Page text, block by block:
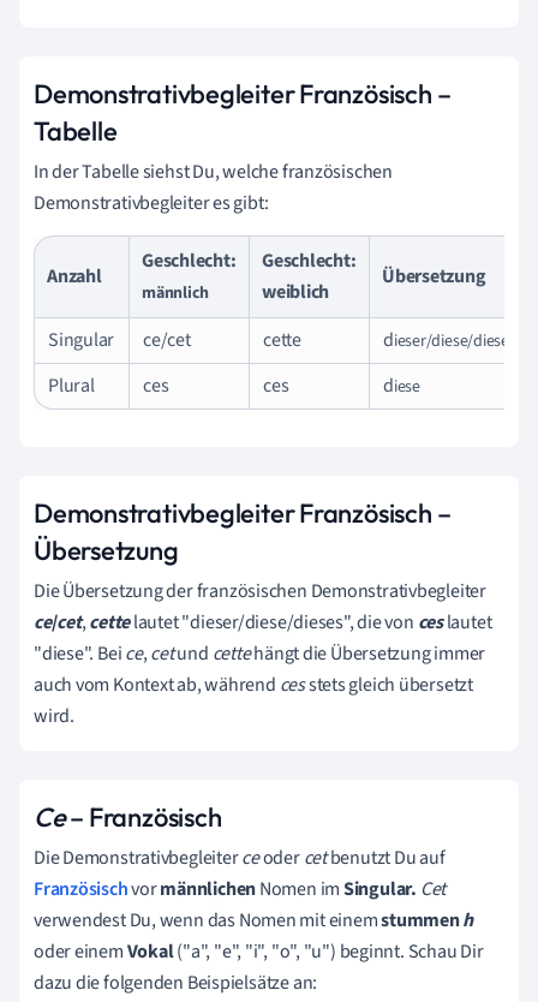
Demonstrativbegleiter Französisch –
Tabelle
In der Tabelle siehst Du, welche französischen
Demonstrativbegleiter es gibt:
Anzahl
Geschlecht:
männlich
Geschlecht:
weiblich
Übersetzung
Singular ce/cet cette dieser/diese/dieses
Plural ces ces diese
Demonstrativbegleiter Französisch –
Übersetzung
Die Übersetzungder französischen Demonstrativbegleiter
ce/cet,cettelautet "dieser/diese/dieses", die von ceslautet
"diese". Beice,cetund cettehängt die Übersetzung immer
auch vom Kontext ab, während cesstets gleich übersetzt
wird.
Ce– Französisch
Die Demonstrativbegleiterceodercetbenutzt Du auf
FranzösischvormännlichenNomen imSingular. Cet
verwendest Du, wenndas Nomen mit einemstummenh
oder einemVokal("a", "e", "i", "o", "u") beginnt. Schau Dir
dazu die folgenden Beispielsätze an: